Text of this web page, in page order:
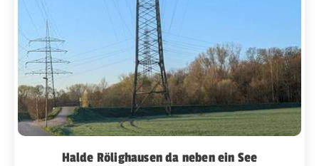
Halde Rölighausen da neben ein See